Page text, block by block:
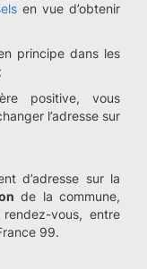
en vue d’obtenir
principe dans les
positive, vous
l’adresse sur
d’adresse sur la
de la commune,
vous, entre
99.